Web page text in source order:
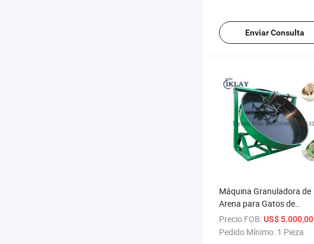
Enviar Consulta
Máquina Granuladora de
Arena para Gatos de
Bentonita Línea de
Producción de Arena para
Precio FOB:US$ 5.000,00
Pedido Mínimo: 1 Pieza